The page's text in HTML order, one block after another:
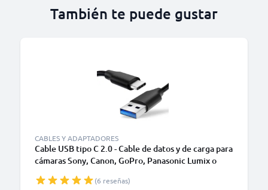
También te puede gustar
CABLES Y ADAPTADORES
Cable USB tipo C 2.0 - Cable de datos y de carga para
cámaras Sony, Canon, GoPro, Panasonic Lumix o
cargador USB tipo C(6 reseñas)